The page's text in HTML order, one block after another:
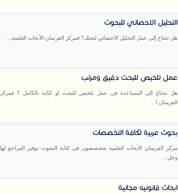
التحليل الاحصائي للبحوث
هل تحتاج إلى عمل التحليل الاحصائي لبحثك؟ فمركز الفرسان الأبحاث العلمية...
عمل تلخيص للبحث دقيق ومرتب
هل تحتاج إلى المساعدة فى عمل تلخيص للبحث او كتابة بالكامل ؟ فمركز
الفرسان ا...
بحوث عربية لكافة التخصصات
مركز الفرسان الأبحاث العلمية متخصصون فى كتابة البحوث توفير المراجع لها
وحل...
ابحاث قانونيه مجانية